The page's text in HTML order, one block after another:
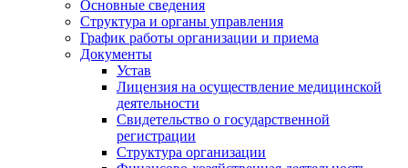
Основные сведения
Структура и органы управления
График работы организации и приема
Документы
Устав
Лицензия на осуществление медицинской
деятельности
Свидетельство о государственной
регистрации
Структура организации